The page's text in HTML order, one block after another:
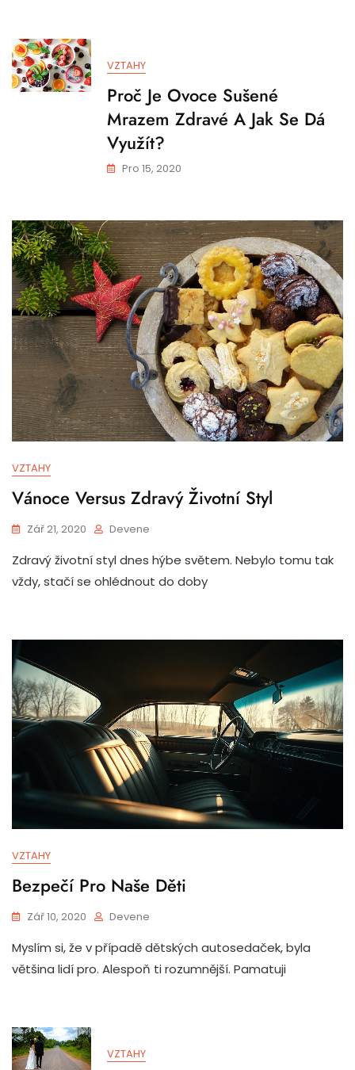
VZTAHY
Proč Je Ovoce Sušené
Mrazem Zdravé A Jak Se Dá
Využít?
Pro 15, 2020
VZTAHY
Vánoce Versus Zdravý Životní Styl
Zář 21, 2020 Devene
Zdravý životní styl dnes hýbe světem. Nebylo tomu tak
vždy, stačí se ohlédnout do doby
VZTAHY
Bezpečí Pro Naše Děti
Zář 10, 2020 Devene
Myslím si, že v případě dětských autosedaček, byla
většina lidí pro. Alespoň ti rozumnější. Pamatuji
VZTAHY